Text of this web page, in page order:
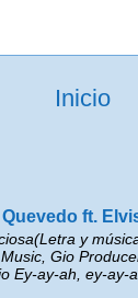
Inicio
ft.
y
Gio
Ey-ay-ah, ey-ay-